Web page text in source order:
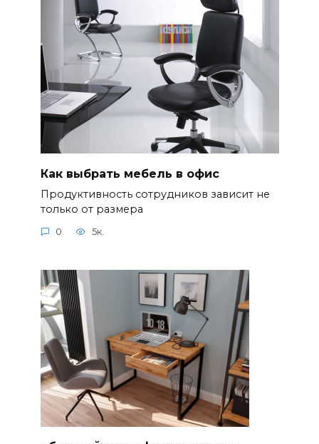
Как выбрать мебель в офис
Продуктивность сотрудников зависит не
только от размера
0 5к.